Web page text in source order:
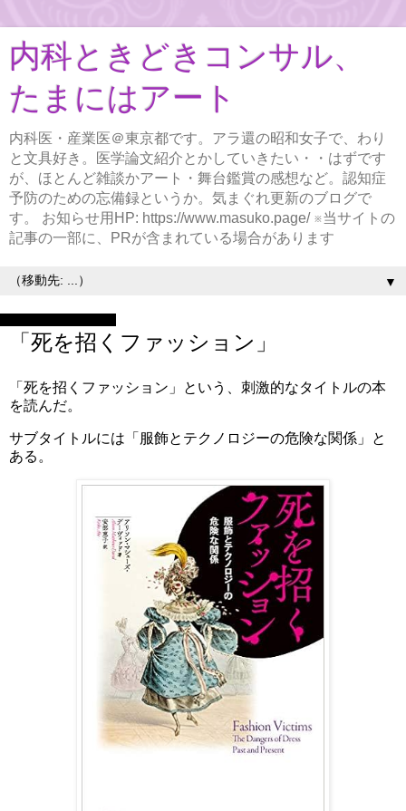
内科ときどきコンサル、
たまにはアート
内科医・産業医＠東京都です。アラ還の昭和女子で、わり
と文具好き。医学論文紹介とかしていきたい・・はずです
が、ほとんど雑談かアート・舞台鑑賞の感想など。認知症
予防のための忘備録というか。気まぐれ更新のブログで
す。 お知らせ用HP: https://www.masuko.page/ ※当サイトの
記事の一部に、PRが含まれている場合があります
▼
「死を招くファッション」
「死を招くファッション」という、刺激的なタイトルの本
を読んだ。
サブタイトルには「服飾とテクノロジーの危険な関係」と
ある。